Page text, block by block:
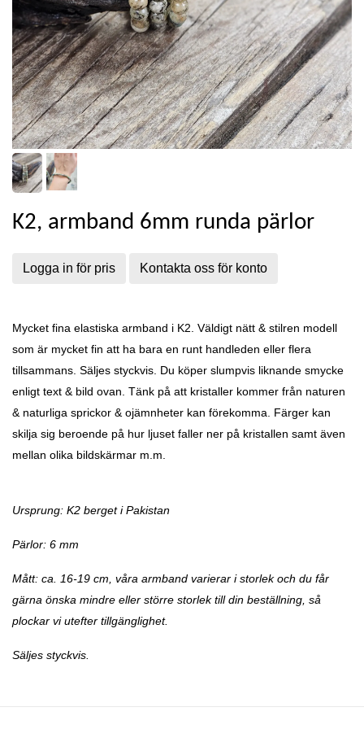
K2, armband 6mm runda pärlor
Logga in för pris Kontakta oss för konto
Mycket fina elastiska armband i K2. Väldigt nätt & stilren modell
som är mycket fin att ha bara en runt handleden eller flera
tillsammans. Säljes styckvis. Du köper slumpvis liknande smycke
enligt text & bild ovan. Tänk på att kristaller kommer från naturen
& naturliga sprickor & ojämnheter kan förekomma. Färger kan
skilja sig beroende på hur ljuset faller ner på kristallen samt även
mellan olika bildskärmar m.m.
Ursprung: K2 berget i Pakistan
Pärlor: 6 mm
Mått: ca. 16-19 cm, våra armband varierar i storlek och du får
gärna önska mindre eller större storlek till din beställning, så
plockar vi utefter tillgänglighet.
Säljes styckvis.